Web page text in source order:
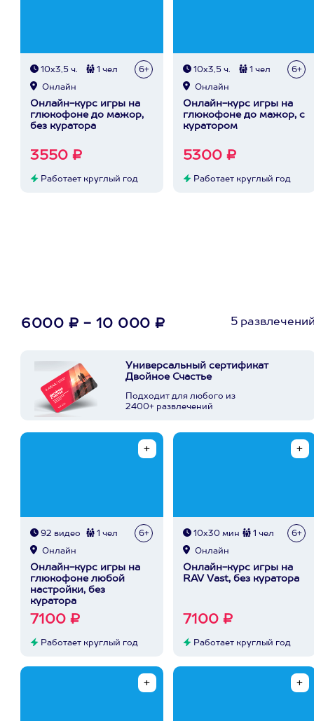
10х3,5 ч. 1 чел 6+
Онлайн
Онлайн-курс игры на
глюкофоне до мажор,
без куратора
3550 ₽
Работает круглый год
10х3,5 ч. 1 чел 6+
Онлайн
Онлайн-курс игры на
глюкофоне до мажор, с
куратором
5300 ₽
Работает круглый год
6000 ₽ - 10 000 ₽ 5
Универсальный сертификат
Двойное Счастье
Подходит для любого из
2400+ развлечений
92 видео 1 чел 6+
Онлайн
Онлайн-курс игры на
глюкофоне любой
настройки, без
куратора
7100 ₽
Работает круглый год
10х30 мин 1 чел 6+
Онлайн
Онлайн-курс игры на
RAV Vast, без куратора
7100 ₽
Работает круглый год